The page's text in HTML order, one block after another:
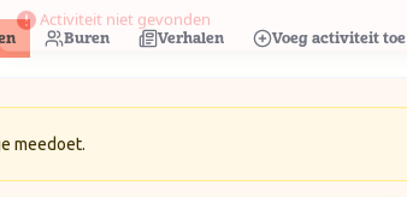
Buren Verhalen Voeg activiteit toe
meedoet.